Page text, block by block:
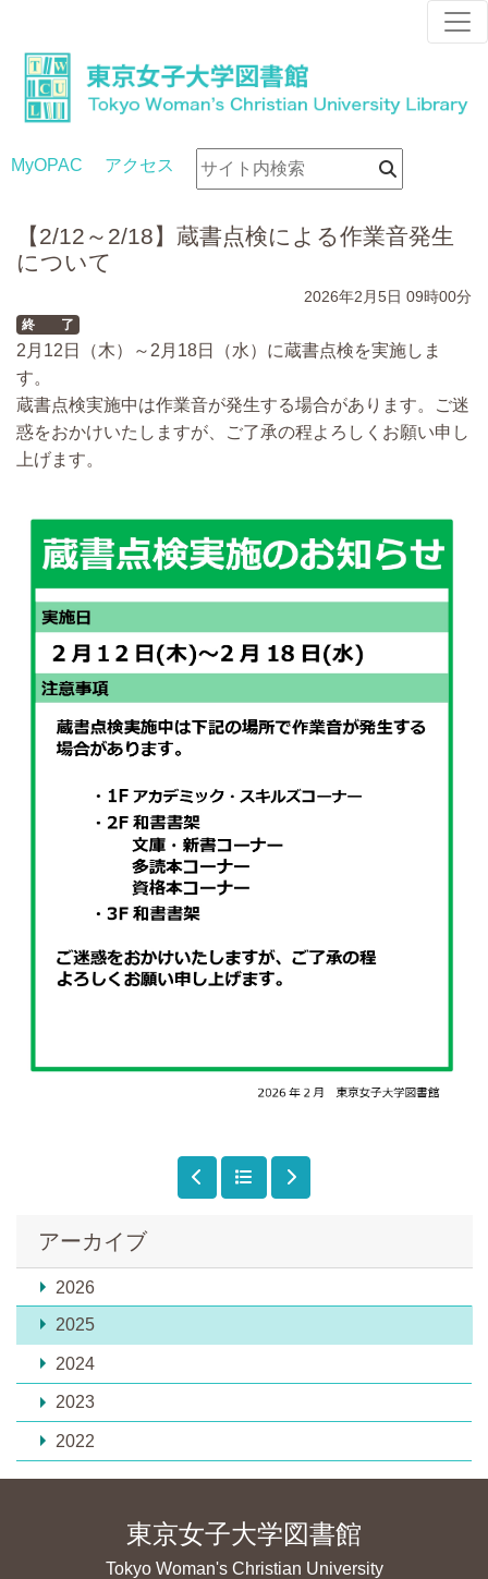
MyOPAC アクセス
アーカイブ
2026
2025
2024
2023
2022
【2/12～2/18】蔵書点検による作業音発生
について
2026年2月5日 09時00分
終 了
2月12日（木）～2月18日（水）に蔵書点検を実施しま
す。
蔵書点検実施中は作業音が発生する場合があります。ご迷
惑をおかけいたしますが、ご了承の程よろしくお願い申し
上げます。
東京女子大学図書館
Tokyo Woman's Christian University